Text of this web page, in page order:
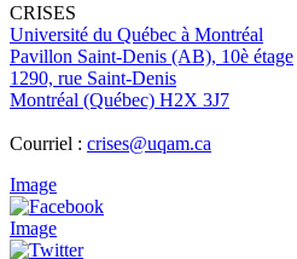
CRISES
Université du Québec à Montréal
Pavillon Saint-Denis (AB), 10è étage
1290, rue Saint-Denis
Montréal (Québec) H2X 3J7
Courriel : crises@uqam.ca
Image
Image